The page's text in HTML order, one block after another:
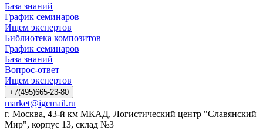
База знаний
График семинаров
Ищем экспертов
Библиотека композитов
График семинаров
База знаний
Вопрос-ответ
Ищем экспертов
+7(495)665-23-80
market@igcmail.ru
г. Москва, 43-й км МКАД, Логистический центр "Славянский
Мир", корпус 13, склад №3